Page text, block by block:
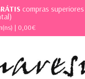
compras
| 0,00€